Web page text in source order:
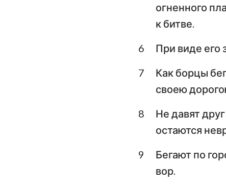
Екклесиаст
Плач Иеремии
Даниил
Авдия
Михей
Аввакум
огненного
к битве.
6
При виде его
7
Как борцы
своею
8
Не давят
остаются
9
Бегают по
вор.